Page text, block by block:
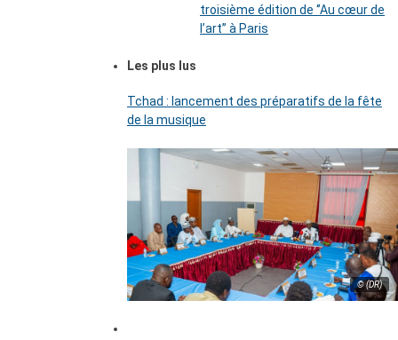
troisième édition de ‘’Au cœur de
l’art’’ à Paris
Les plus lus
Tchad : lancement des préparatifs de la fête
de la musique
© (DR)